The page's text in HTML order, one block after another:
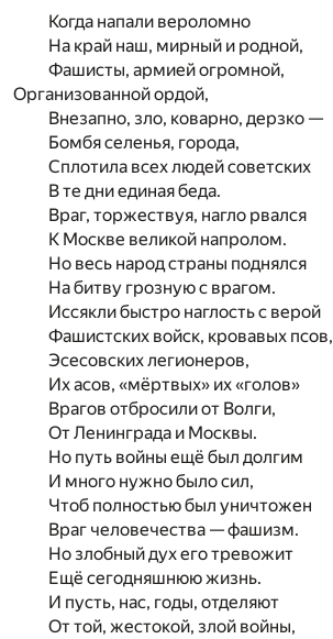
Когда напали вероломно
На край наш, мирный и родной,
Фашисты, армией огромной,
Организованной ордой,
Внезапно, зло, коварно, дерзко —
Бомбя селенья, города,
Сплотила всех людей советских
В те дни единая беда.
Враг, торжествуя, нагло рвался
К Москве великой напролом.
Но весь народ страны поднялся
На битву грозную с врагом.
Иссякли быстро наглость с верой
Фашистских войск, кровавых псов,
Эсесовских легионеров,
Их асов, «мёртвых» их «голов»
Врагов отбросили от Волги,
От Ленинграда и Москвы.
Но путь войны ещё был долгим
И много нужно было сил,
Чтоб полностью был уничтожен
Враг человечества — фашизм.
Но злобный дух его тревожит
Ещё сегодняшнюю жизнь.
И пусть, нас, годы, отделяют
От той, жестокой, злой войны,